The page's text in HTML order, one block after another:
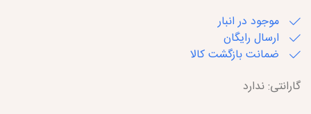
موجود در انبار
ارسال رایگان
ضمانت بازگشت کالا
گارانتی: ندارد